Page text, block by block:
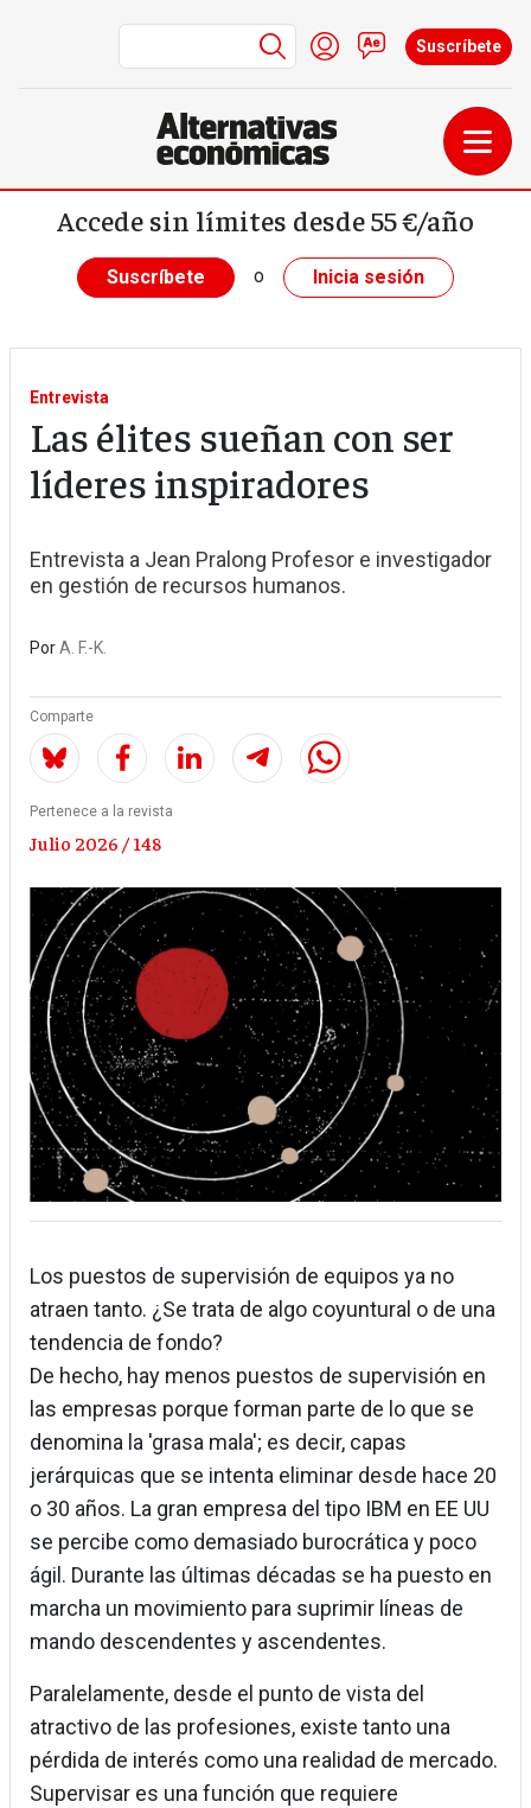
Pasar al contenido principal
Menú de cuenta de
Iniciar sesión
Contacto
Suscríbete
Accede sin límites desde 55 €/año
Suscríbete o Inicia sesión
Entrevista
Las élites sueñan con ser
líderes inspiradores
Entrevista a Jean Pralong Profesor e investigador
en gestión de recursos humanos.
PorA. F.-K.
Comparte
Pertenece a la revista
Julio 2026 / 148
Los puestos de supervisión de equipos ya no
atraen tanto. ¿Se trata de algo coyuntural o de una
tendencia de fondo?
De hecho, hay menos puestos de supervisión en
las empresas porque forman parte de lo que se
denomina la 'grasa mala'; es decir, capas
jerárquicas que se intenta eliminar desde hace 20
o 30 años. La gran empresa del tipo IBM en EE UU
se percibe como demasiado burocrática y poco
ágil. Durante las últimas décadas se ha puesto en
marcha un movimiento para suprimir líneas de
mando descendentes y ascendentes.
Paralelamente, desde el punto de vista del
atractivo de las profesiones, existe tanto una
pérdida de interés como una realidad de mercado.
Supervisar es una función que requiere